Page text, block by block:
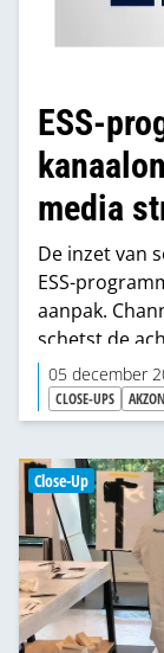
ESS-
media
De inzet van
ESS-
aanpak.
schetst de
publiek
minder
terwijl
belangrijk om
richten."
05 december
CLOSE-UPS
Close-Up